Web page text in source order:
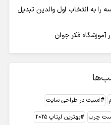
را به انتخاب اول والدین تبدیل
آموزشگاه فکر جوان
امنیت در طراحی سایت
چرب
بهترین لپتاپ 2025